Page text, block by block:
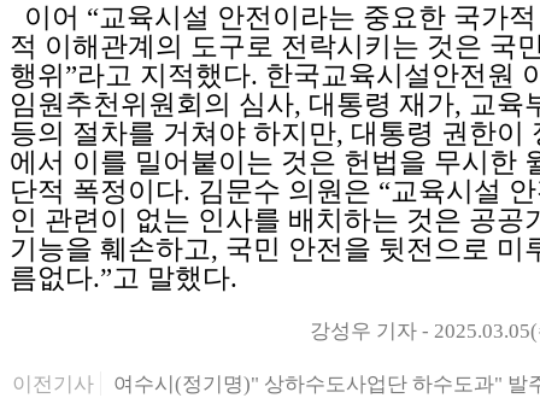
이어 “교육시설 안전이라는 중요한 국가
적 이해관계의 도구로 전락시키는 것은 국
행위”라고 지적했다. 한국교육시설안전원
임원추천위원회의 심사, 대통령 재가, 교육
등의 절차를 거쳐야 하지만, 대통령 권한이
에서 이를 밀어붙이는 것은 헌법을 무시한
단적 폭정이다. 김문수 의원은 “교육시설
인 관련이 없는 인사를 배치하는 것은 공공
기능을 훼손하고, 국민 안전을 뒷전으로 미
름없다.”고 말했다.
강성우 기자 -
이전기사
여수시(정기명)" 상하수도사업단 하수도과" 발